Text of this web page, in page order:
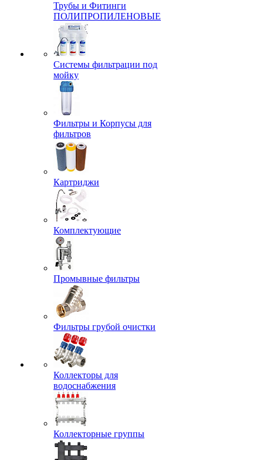
Трубы и Фитинги
ПОЛИПРОПИЛЕНОВЫЕ
Системы фильтрации под
мойку
Фильтры и Корпусы для
фильтров
Картриджи
Комплектующие
Промывные фильтры
Фильтры грубой очистки
Коллекторы для
водоснабжения
Коллекторные группы